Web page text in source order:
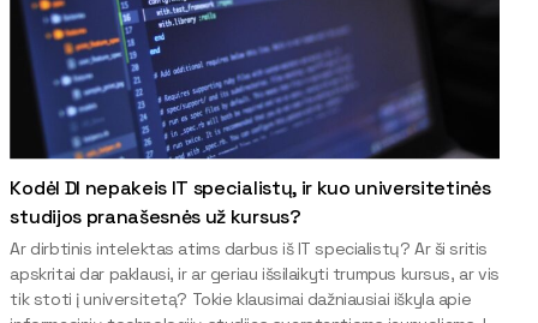
Kodėl DI nepakeis IT specialistų, ir kuo universitetinės
studijos pranašesnės už kursus?
Ar dirbtinis intelektas atims darbus iš IT specialistų? Ar ši sritis
apskritai dar paklausi, ir ar geriau išsilaikyti trumpus kursus, ar vis
tik stoti į universitetą? Tokie klausimai dažniausiai iškyla apie